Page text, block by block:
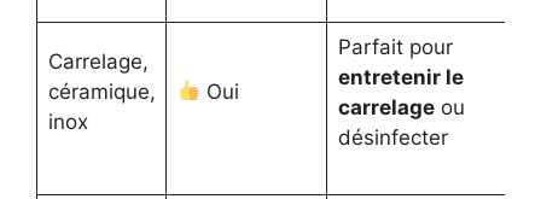
Carrelage,
céramique,
inox
Oui
Parfait pour
entretenir le
carrelageou
désinfecter